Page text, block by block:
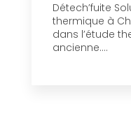
Détech’fuite
thermique à
dans l’étude
ancienne....